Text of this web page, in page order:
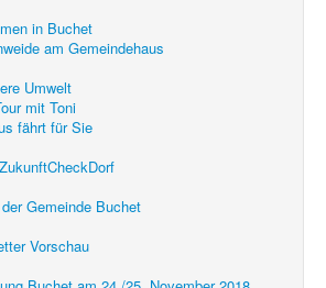
in Buchet
am Gemeindehaus
Umwelt
mit Toni
fährt für Sie
Gemeinde Buchet
Vorschau